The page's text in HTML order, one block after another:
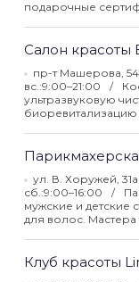
подарочные
Салон красоты
пр-т Машерова, 54
вс.:9:00–21:00
ультразвуковую
ул. В. Хоружей, 31а
сб.:9:00–16:00
мужские и детские
для волос.
Клуб красоты